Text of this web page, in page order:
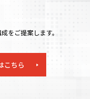
をご提案します。
こちら